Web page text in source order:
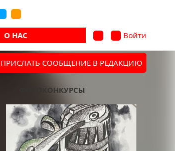
О НАС Войти
ПРИСЛАТЬ СООБЩЕНИЕ В РЕДАКЦИЮ
ФОТОКОНКУРСЫ